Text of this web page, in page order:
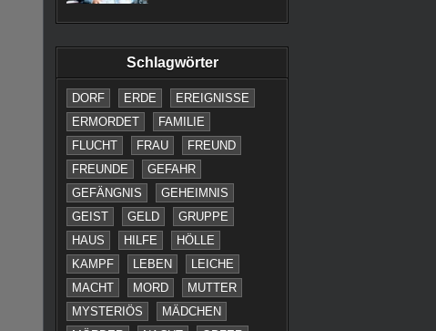
Schlagwörter
DORF ERDE
EREIGNISSE
ERMORDET
FAMILIE
FLUCHT
FRAU
FREUND
FREUNDE
GEFAHR
GEFÄNGNIS
GEHEIMNIS
GEIST
GELD
GRUPPE
HAUS
HILFE
HÖLLE
KAMPF
LEBEN
LEICHE
MACHT
MORD
MUTTER
MYSTERIÖS
MÄDCHEN